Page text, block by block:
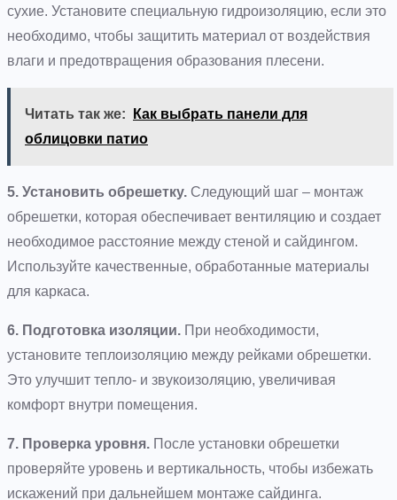
сухие. Установите специальную гидроизоляцию, если это
необходимо, чтобы защитить материал от воздействия
влаги и предотвращения образования плесени.
Читать так же:
Как выбрать панели для
облицовки патио
5. Установить обрешетку. Следующий шаг – монтаж
обрешетки, которая обеспечивает вентиляцию и создает
необходимое расстояние между стеной и сайдингом.
Используйте качественные, обработанные материалы
для каркаса.
6. Подготовка изоляции. При необходимости,
установите теплоизоляцию между рейками обрешетки.
Это улучшит тепло- и звукоизоляцию, увеличивая
комфорт внутри помещения.
7. Проверка уровня. После установки обрешетки
проверяйте уровень и вертикальность, чтобы избежать
искажений при дальнейшем монтаже сайдинга.